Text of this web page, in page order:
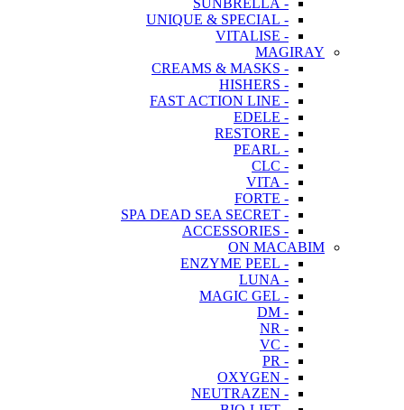
- SUNBRELLA
- UNIQUE & SPECIAL
- VITALISE
MAGIRAY
- CREAMS & MASKS
- HISHERS
- FAST ACTION LINE
- EDELE
- RESTORE
- PEARL
- CLC
- VITA
- FORTE
- SPA DEAD SEA SECRET
- ACCESSORIES
ON MACABIM
- ENZYME PEEL
- LUNA
- MAGIC GEL
- DM
- NR
- VC
- PR
- OXYGEN
- NEUTRAZEN